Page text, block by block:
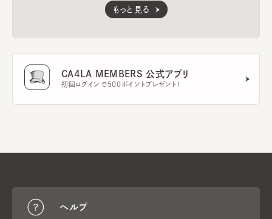
もっと見る
CA4LA MEMBERS 公式アプリ
初回ログインで500ポイントプレゼント！
ヘルプ